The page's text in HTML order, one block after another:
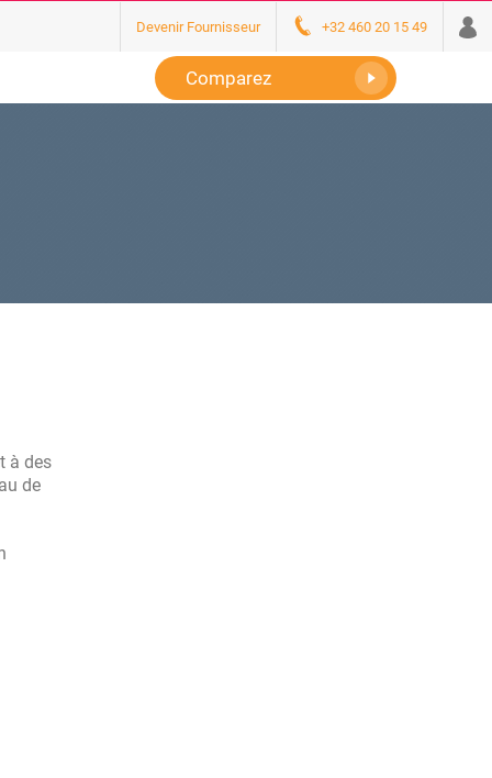
Devenir Fournisseur +32 460 20 15 49
Comparez
à des
de